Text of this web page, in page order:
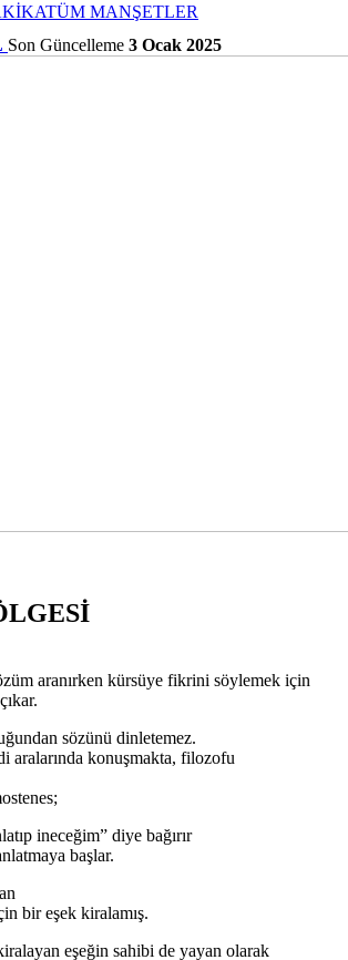
TÜM MANŞETLER
Son Güncelleme 3 Ocak 2025
aranırken kürsüye fikrini söylemek için
sözünü dinletemez.
aralarında konuşmakta, filozofu
ineceğim” diye bağırır
başlar.
bir eşek kiralamış.
eşeğin sahibi de yayan olarak